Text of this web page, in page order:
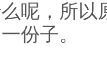
呢，所以
份子。